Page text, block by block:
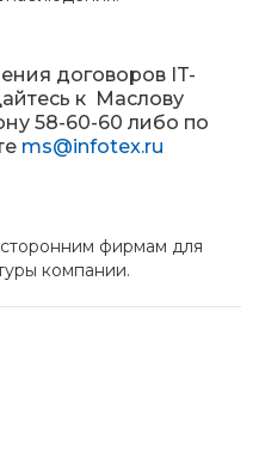
договоров IT-
к Маслову
58-60-60 либо по
ms@infotex.ru
фирмам для
компании.